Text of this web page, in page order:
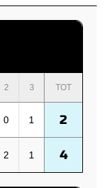
2 3 TOT
0 1 2
2 1 4